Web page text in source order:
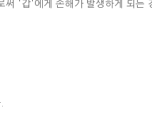
'갑'에게 손해가 발생하게 되는